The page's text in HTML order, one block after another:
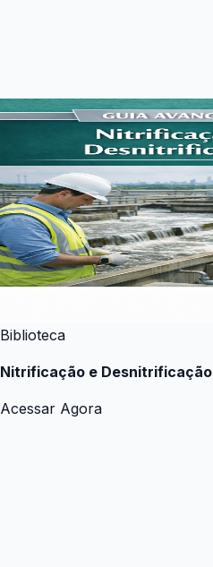
Biblioteca
Nitrificação e Desnitrificação
Acessar Agora